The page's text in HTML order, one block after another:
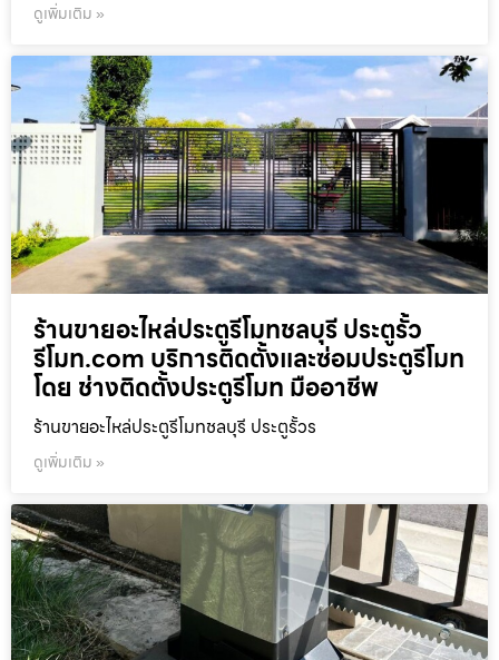
ดูเพิ่มเติม »
ร้านขายอะไหล่ประตูรีโมทชลบุรี ประตูรั้ว
รีโมท.com บริการติดตั้งและซ่อมประตูรีโมท
โดย ช่างติดตั้งประตูรีโมท มืออาชีพ
ร้านขายอะไหล่ประตูรีโมทชลบุรี ประตูรั้วร
ดูเพิ่มเติม »